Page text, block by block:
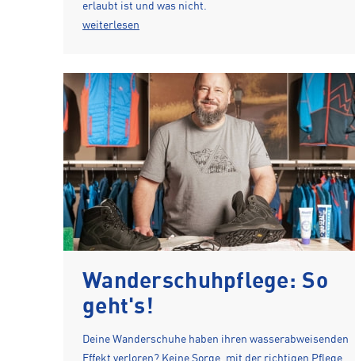
erlaubt ist und was nicht.
weiterlesen
Wanderschuhpflege: So
geht's!
Deine Wanderschuhe haben ihren wasserabweisenden
Effekt verloren? Keine Sorge, mit der richtigen Pflege